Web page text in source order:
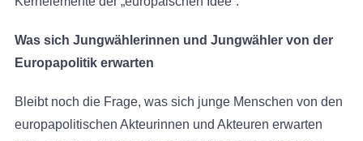
Was sich Jungwählerinnen und Jungwähler von der
Europapolitik erwarten
Bleibt noch die Frage, was sich junge Menschen von den
europapolitischen Akteurinnen und Akteuren erwarten